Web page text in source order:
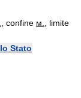
, confine м.
, limite
Stato